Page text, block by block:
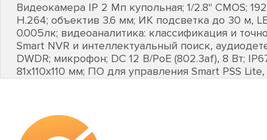
Видеокамера IP 2 Мп купольная; 1/2.8" CMOS;
H.264; объектив 3.6 мм; ИК подсветка до 30 м,
0.005лк; видеоаналитика: классификация и
Smart NVR и интеллектуальный поиск,
DWDR; микрофон; DC 12 В/PoE (802.3af), 8 Вт;
81х110х110 мм; ПО для управления Smart PSS Lite,